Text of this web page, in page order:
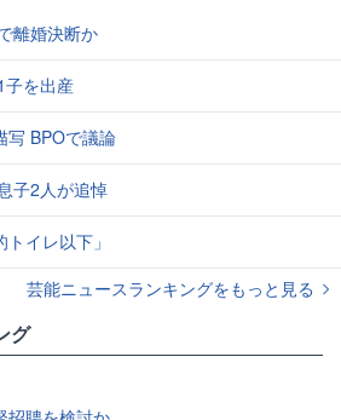
離婚決断か
子を出産
写 BPOで議論
子2人が追悼
イレ以下」
芸能ニュースランキングをもっと見る
グ